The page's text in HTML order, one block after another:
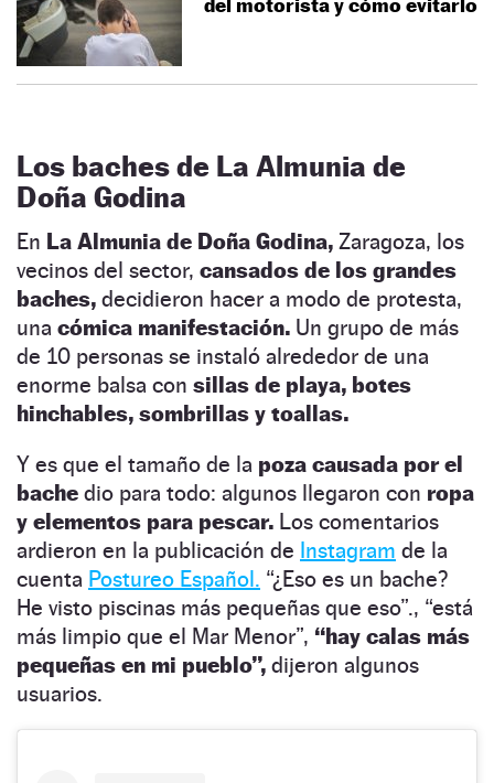
del motorista y cómo evitarlo
Los baches de La Almunia de
Doña Godina
En La Almunia de Doña Godina, Zaragoza, los
vecinos del sector, cansados de los grandes
baches, decidieron hacer a modo de protesta,
una cómica manifestación. Un grupo de más
de 10 personas se instaló alrededor de una
enorme balsa con sillas de playa, botes
hinchables, sombrillas y toallas.
Y es que el tamaño de la poza causada por el
bache dio para todo: algunos llegaron con ropa
y elementos para pescar. Los comentarios
ardieron en la publicación de Instagram de la
cuenta Postureo Español. “¿Eso es un bache?
He visto piscinas más pequeñas que eso”., “está
más limpio que el Mar Menor”, “hay calas más
pequeñas en mi pueblo”, dijeron algunos
usuarios.